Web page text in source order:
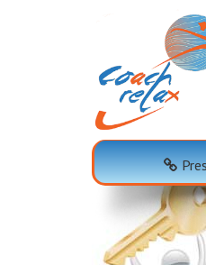
Tag